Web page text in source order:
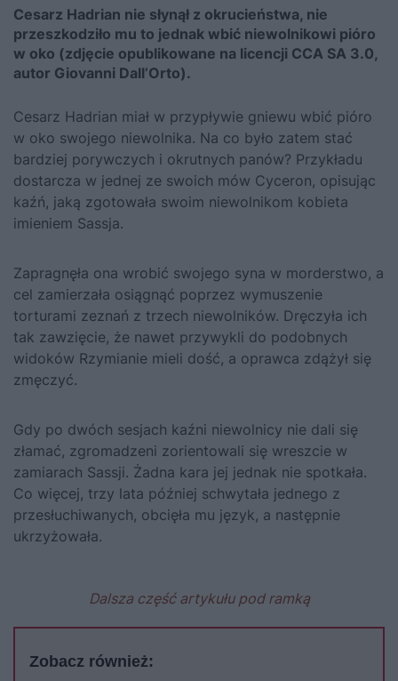
Cesarz Hadrian nie słynął z okrucieństwa, nie
przeszkodziło mu to jednak wbić niewolnikowi pióro
w oko (zdjęcie opublikowane na licencji CCA SA 3.0,
autor Giovanni Dall’Orto).
Cesarz Hadrian miał w przypływie gniewu wbić pióro
w oko swojego niewolnika. Na co było zatem stać
bardziej porywczych i okrutnych panów? Przykładu
dostarcza w jednej ze swoich mów Cyceron, opisując
kaźń, jaką zgotowała swoim niewolnikom kobieta
imieniem Sassja.
Zapragnęła ona wrobić swojego syna w morderstwo, a
cel zamierzała osiągnąć poprzez wymuszenie
torturami zeznań z trzech niewolników. Dręczyła ich
tak zawzięcie, że nawet przywykli do podobnych
widoków Rzymianie mieli dość, a oprawca zdążył się
zmęczyć.
Gdy po dwóch sesjach kaźni niewolnicy nie dali się
złamać, zgromadzeni zorientowali się wreszcie w
zamiarach Sassji. Żadna kara jej jednak nie spotkała.
Co więcej, trzy lata później schwytała jednego z
przesłuchiwanych, obcięła mu język, a następnie
ukrzyżowała.
Dalsza część artykułu pod ramką
Zobacz również: